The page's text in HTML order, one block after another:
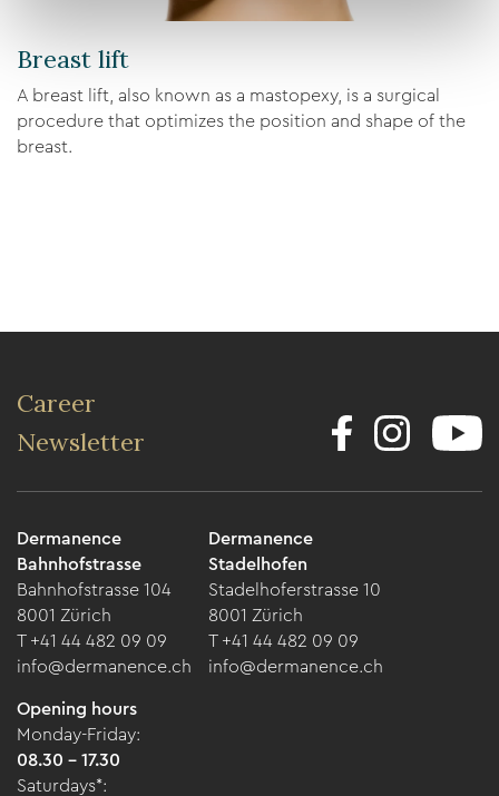
Breast lift
A breast lift, also known as a mastopexy, is a surgical
procedure that optimizes the position and shape of the
breast.
Career
Newsletter
Dermanence
Bahnhofstrasse
Bahnhofstrasse 104
8001 Zürich
T +41 44 482 09 09
info@dermanence.ch
Dermanence
Stadelhofen
Stadelhoferstrasse 10
8001 Zürich
T +41 44 482 09 09
info@dermanence.ch
Opening hours
Monday-Friday:
08.30 - 17.30
Saturdays*: